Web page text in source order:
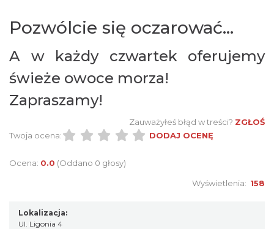
Pozwólcie się oczarować...
A w każdy czwartek oferujemy
świeże owoce morza!
Zapraszamy!
Zauważyłeś błąd w treści? ZGŁOŚ
Twoja ocena:
DODAJ OCENĘ
Ocena: 0.0 (Oddano 0 głosy)
Wyświetlenia: 158
Lokalizacja:
Ul. Ligonia 4